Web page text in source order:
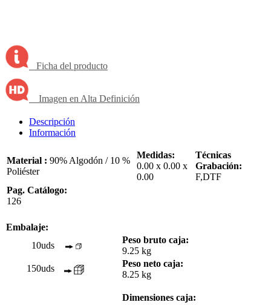
Ficha del producto
Imagen en Alta Definición
Descripción
Información
Material : 90% Algodón / 10 %
Poliéster
Medidas:
0.00 x 0.00 x
0.00
Técnicas
Grabación:
F,DTF
Pag. Catálogo:
126
Embalaje:
10uds
Peso bruto caja:
9.25 kg
150uds
Peso neto caja:
8.25 kg
Dimensiones caja: